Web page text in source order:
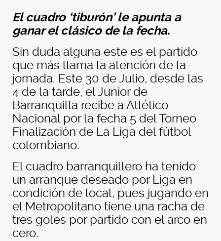
El cuadro ‘tiburón’ le apunta a
ganar el clásico de la fecha.
Sin duda alguna este es el partido
que más llama la atención de la
jornada. Este 30 de Julio, desde las
4 de la tarde, el Junior de
Barranquilla recibe a Atlético
Nacional por la fecha 5 del Torneo
Finalización de La Liga del fútbol
colombiano.
El cuadro barranquillero ha tenido
un arranque deseado por Liga en
condición de local, pues jugando en
el Metropolitano tiene una racha de
tres goles por partido con el arco en
cero.